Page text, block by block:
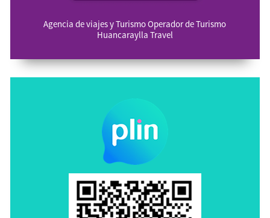
Agencia de viajes y Turismo Operador de Turismo
Huancaraylla Travel